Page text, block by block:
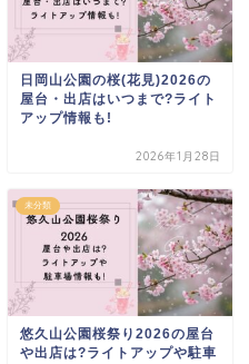
日岡山公園の桜(花見)2026の
屋台・出店はいつまで?ライト
アップ情報も!
2026年1月28日
未分類
悠久山公園桜祭り2026の屋台
や出店は?ライトアップや駐車